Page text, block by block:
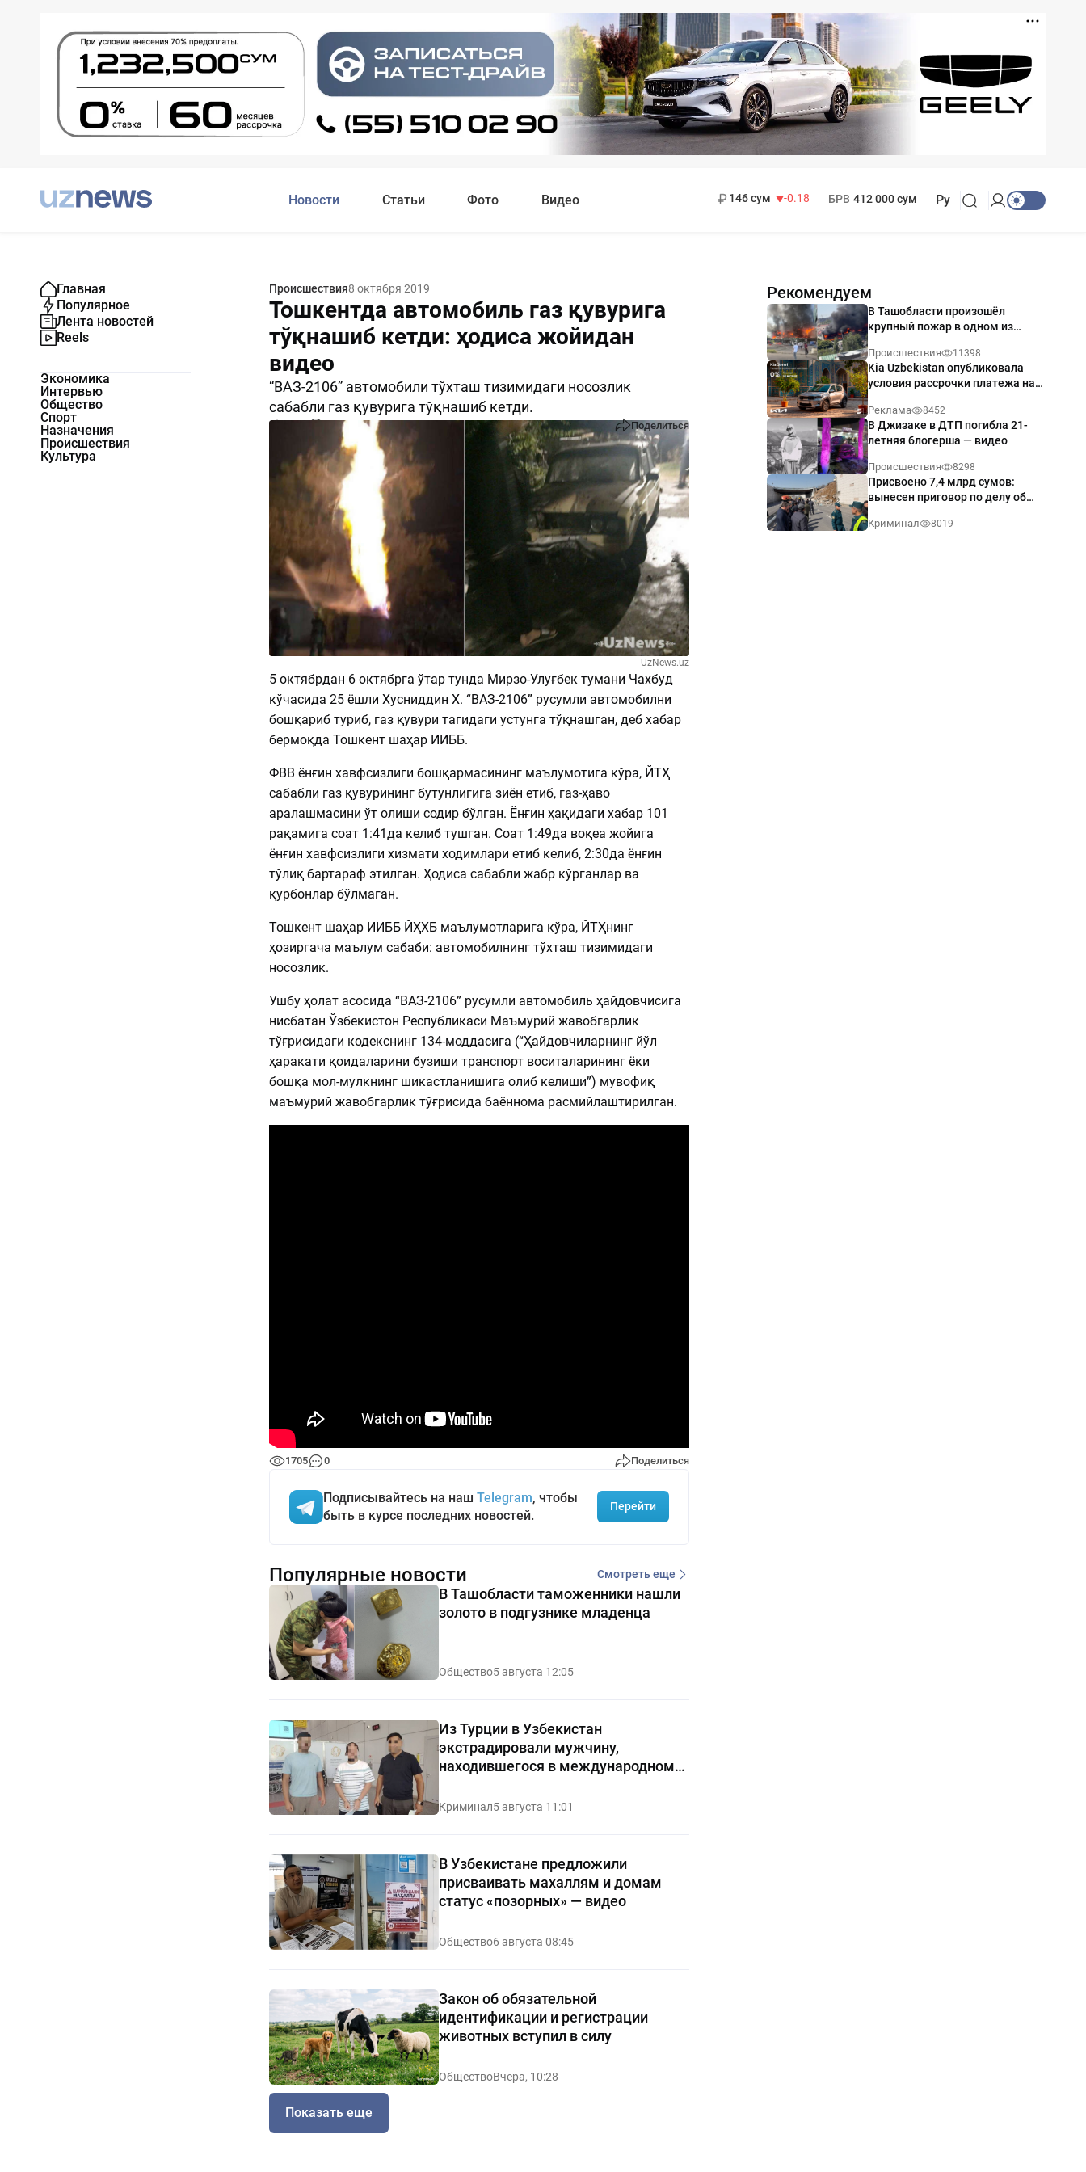
Новости Статьи Фото Видео
146 сум
-0.18
БРВ 412 000 сум Ру
Главная
Популярное
Лента новостей
Reels
Экономика
Интервью
Общество
Спорт
Назначения
Происшествия
Культура
Происшествия8 октября 2019
Тошкентда автомобиль газ қувурига
тўқнашиб кетди: ҳодиса жойидан
видео
“ВАЗ-2106” автомобили тўхташ тизимидаги носозлик
сабабли газ қувурига тўқнашиб кетди.
Поделиться
UzNews.uz
5 октябрдан 6 октябрга ўтар тунда Мирзо-Улуғбек тумани Чахбуд
кўчасида 25 ёшли Хусниддин Х. “ВАЗ-2106” русумли автомобилни
бошқариб туриб, газ қувури тагидаги устунга тўқнашган, деб хабар
бермоқда Тошкент шаҳар ИИББ.
ФВВ ёнғин хавфсизлиги бошқармасининг маълумотига кўра, ЙТҲ
сабабли газ қувурининг бутунлигига зиён етиб, газ-ҳаво
аралашмасини ўт олиши содир бўлган. Ёнғин ҳақидаги хабар 101
рақамига соат 1:41да келиб тушган. Соат 1:49да воқеа жойига
ёнғин хавфсизлиги хизмати ходимлари етиб келиб, 2:30да ёнғин
тўлиқ бартараф этилган. Ҳодиса сабабли жабр кўрганлар ва
қурбонлар бўлмаган.
Тошкент шаҳар ИИББ ЙҲХБ маълумотларига кўра, ЙТҲнинг
ҳозиргача маълум сабаби: автомобилнинг тўхташ тизимидаги
носозлик.
Ушбу ҳолат асосида “ВАЗ-2106” русумли автомобиль ҳайдовчисига
нисбатан Ўзбекистон Республикаси Маъмурий жавобгарлик
тўғрисидаги кодекснинг 134-моддасига (“Ҳайдовчиларнинг йўл
ҳаракати қоидаларини бузиши транспорт воситаларининг ёки
бошқа мол-мулкнинг шикастланишига олиб келиши”) мувофиқ
маъмурий жавобгарлик тўғрисида баённома расмийлаштирилган.
1705 0 Поделиться
Подписывайтесь на наш Telegram, чтобы
быть в курсе последних новостей.
Перейти
Рекомендуем
В Ташобласти произошёл
крупный пожар в одном из
Происшествия 11398
Kia Uzbekistan опубликовала
условия рассрочки платежа на
годовых
Реклама 8452
В Джизаке в ДТП погибла 21-
летняя блогерша — видео
Происшествия 8298
Присвоено 7,4 млрд сумов:
вынесен приговор по делу об
Ташкенте
Криминал 8019
Популярные новости Смотреть еще
В Ташобласти таможенники нашли
золото в подгузнике младенца
Общество5 августа 12:05
Из Турции в Узбекистан
экстрадировали мужчину,
находившегося в международном
Криминал5 августа 11:01
В Узбекистане предложили
присваивать махаллям и домам
статус «позорных» — видео
Общество6 августа 08:45
Закон об обязательной
идентификации и регистрации
животных вступил в силу
ОбществоВчера, 10:28
Показать еще